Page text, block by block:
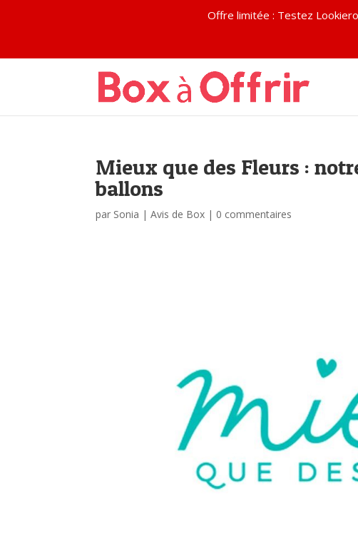
Mieux que des Fleurs :
ballons
par Sonia |Avis de Box | 0 commentaires
Offre limitée : Testez